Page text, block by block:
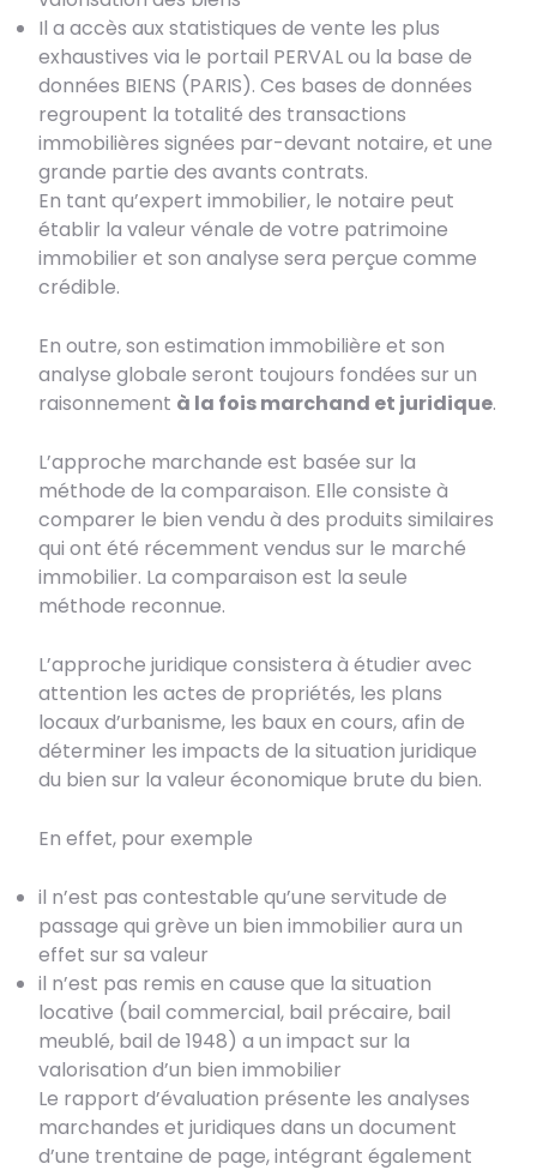
Il a accès aux statistiques de vente les plus
exhaustives via le portail PERVAL ou la base de
données BIENS (PARIS). Ces bases de données
regroupent la totalité des transactions
immobilières signées par-devant notaire, et une
grande partie des avants contrats.
En tant qu’expert immobilier, le notaire peut
établir la valeur vénale de votre patrimoine
immobilier et son analyse sera perçue comme
crédible.
En outre, son estimation immobilière et son
analyse globale seront toujours fondées sur un
raisonnement à la fois marchand et juridique.
L’approche marchande est basée sur la
méthode de la comparaison. Elle consiste à
comparer le bien vendu à des produits similaires
qui ont été récemment vendus sur le marché
immobilier. La comparaison est la seule
méthode reconnue.
L’approche juridique consistera à étudier avec
attention les actes de propriétés, les plans
locaux d’urbanisme, les baux en cours, afin de
déterminer les impacts de la situation juridique
du bien sur la valeur économique brute du bien.
En effet, pour exemple
il n’est pas contestable qu’une servitude de
passage qui grève un bien immobilier aura un
effet sur sa valeur
il n’est pas remis en cause que la situation
locative (bail commercial, bail précaire, bail
meublé, bail de 1948) a un impact sur la
valorisation d’un bien immobilier
Le rapport d’évaluation présente les analyses
marchandes et juridiques dans un document
d’une trentaine de page, intégrant également